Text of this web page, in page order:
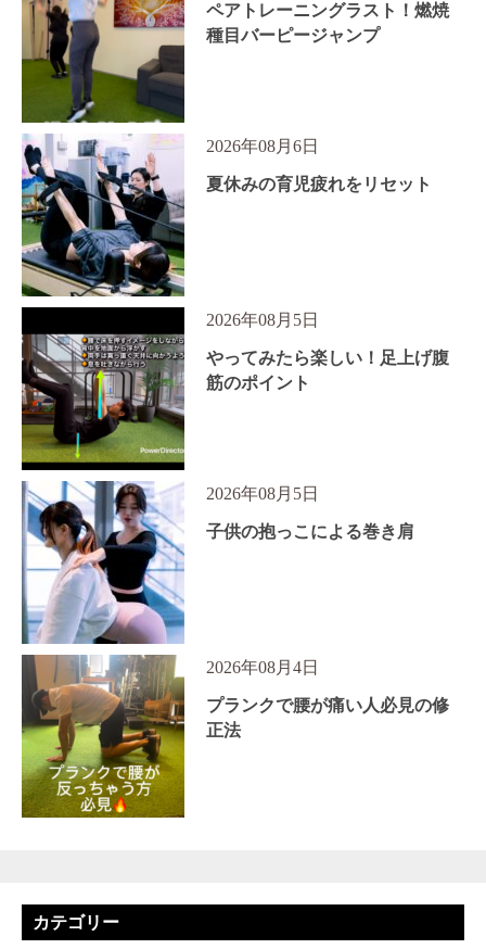
ペアトレーニングラスト！燃焼
種目バーピージャンプ
2026年08月6日
夏休みの育児疲れをリセット
2026年08月5日
やってみたら楽しい！足上げ腹
筋のポイント
2026年08月5日
子供の抱っこによる巻き肩
2026年08月4日
プランクで腰が痛い人必見の修
正法
カテゴリー